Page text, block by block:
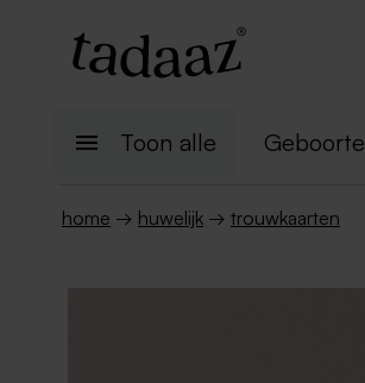
Toon alle Geboorte
home → huwelijk → trouwkaarten